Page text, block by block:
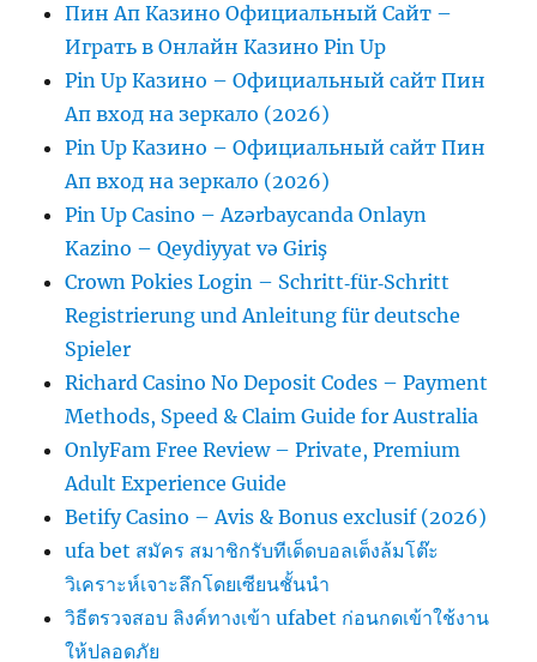
Пин Ап Казино Официальный Сайт –
Играть в Онлайн Казино Pin Up
Pin Up Казино – Официальный сайт Пин
Ап вход на зеркало (2026)
Pin Up Казино – Официальный сайт Пин
Ап вход на зеркало (2026)
Pin Up Casino – Azərbaycanda Onlayn
Kazino – Qeydiyyat və Giriş
Crown Pokies Login – Schritt‑für‑Schritt
Registrierung und Anleitung für deutsche
Spieler
Richard Casino No Deposit Codes – Payment
Methods, Speed & Claim Guide for Australia
OnlyFam Free Review – Private, Premium
Adult Experience Guide
Betify Casino – Avis & Bonus exclusif (2026)
ufa bet สมัคร สมาชิกรับทีเด็ดบอลเต็งล้มโต๊ะ
วิเคราะห์เจาะลึกโดยเซียนชั้นนำ
วิธีตรวจสอบ ลิงค์ทางเข้า ufabet ก่อนกดเข้าใช้งาน
ให้ปลอดภัย